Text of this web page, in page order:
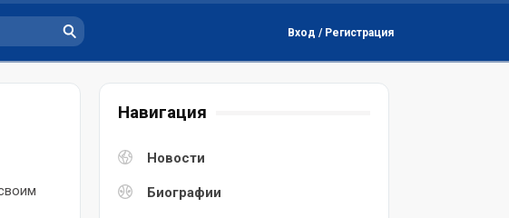
Вход / Регистрация
Навигация
Новости
Биографии